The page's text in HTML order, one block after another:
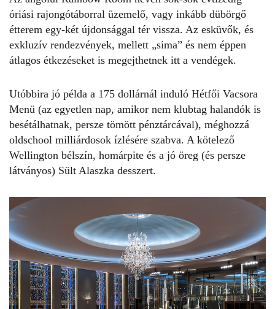
óriási rajongótáborral üzemelő, vagy inkább dübörgő
étterem egy-két újdonsággal tér vissza. Az esküvők, és
exkluzív rendezvények, mellett „sima” és nem éppen
átlagos étkezéseket is megejthetnek itt a vendégek.
Utóbbira jó példa a 175 dollárnál induló Hétfői Vacsora
Menü (az egyetlen nap, amikor nem klubtag halandók is
besétálhatnak, persze tömött pénztárcával), méghozzá
oldschool milliárdosok ízlésére szabva. A kötelező
Wellington bélszín, homárpite és a jó öreg (és persze
látványos) Sült Alaszka desszert.